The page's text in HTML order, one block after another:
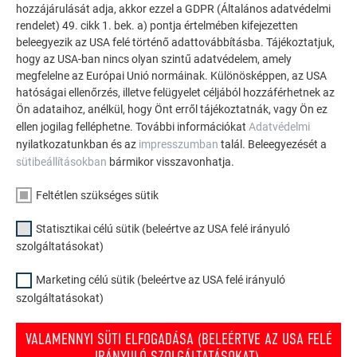
A PREFA referencia galéria bemutatja, milyen
sokoldalúan felhasználható az alumínium. Fedezzen fel
további lenyűgöző projekteket a tartós PREFA
alumínium megoldásokkal tetőkhöz, napelemekhez és
homlokzatokhoz.
TEKINTSE MEG TOVÁBBI REFERENCIÁINKAT
hozzájárulását adja, akkor ezzel a GDPR (Általános adatvédelmi
rendelet) 49. cikk 1. bek. a) pontja értelmében kifejezetten
beleegyezik az USA felé történő adattovábbításba. Tájékoztatjuk,
hogy az USA-ban nincs olyan szintű adatvédelem, amely
megfelelne az Európai Unió normáinak. Különösképpen, az USA
hatóságai ellenőrzés, illetve felügyelet céljából hozzáférhetnek az
Ön adataihoz, anélkül, hogy Önt erről tájékoztatnák, vagy Ön ez
ellen jogilag felléphetne. További információkat Adatvédelmi
nyilatkozatunkban és az impresszumban talál. Beleegyezését a
sütibeállításokban bármikor visszavonhatja.
Feltétlen szükséges sütik
Statisztikai célú sütik (beleértve az USA felé irányuló
szolgáltatásokat)
Marketing célú sütik (beleértve az USA felé irányuló
szolgáltatásokat)
VALAMENNYI SÜTI ELFOGADÁSA (BELEÉRTVE AZ USA FELÉ